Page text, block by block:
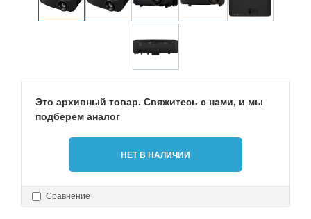
Это архивный товар. Свяжитесь с нами, и мы
подберем аналог
НЕТ В НАЛИЧИИ
Сравнение